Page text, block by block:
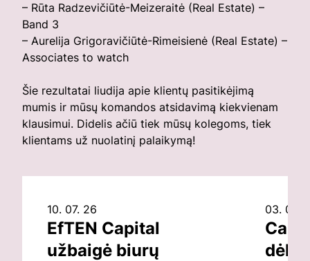
– Rūta Radzevičiūtė-Meizeraitė (Real Estate) –
Band 3
– Aurelija Grigoravičiūtė-Rimeisienė (Real Estate) –
Associates to watch
Šie rezultatai liudija apie klientų pasitikėjimą
mumis ir mūsų komandos atsidavimą kiekvienam
klausimui. Didelis ačiū tiek mūsų kolegoms, tiek
klientams už nuolatinį palaikymą!
10. 07. 26
EfTEN Capital
užbaigė biurų
03. 07.
dėl